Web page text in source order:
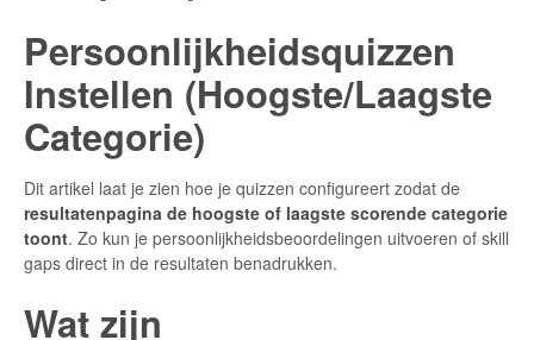
Persoonlijkheidsquizzen
Instellen (Hoogste/Laagste
Categorie)
Dit artikel laat je zien hoe je quizzen configureert zodat de
resultatenpagina de hoogste of laagste scorende categorie
toont. Zo kun je persoonlijkheidsbeoordelingen uitvoeren of skill
gaps direct in de resultaten benadrukken.
Wat zijn